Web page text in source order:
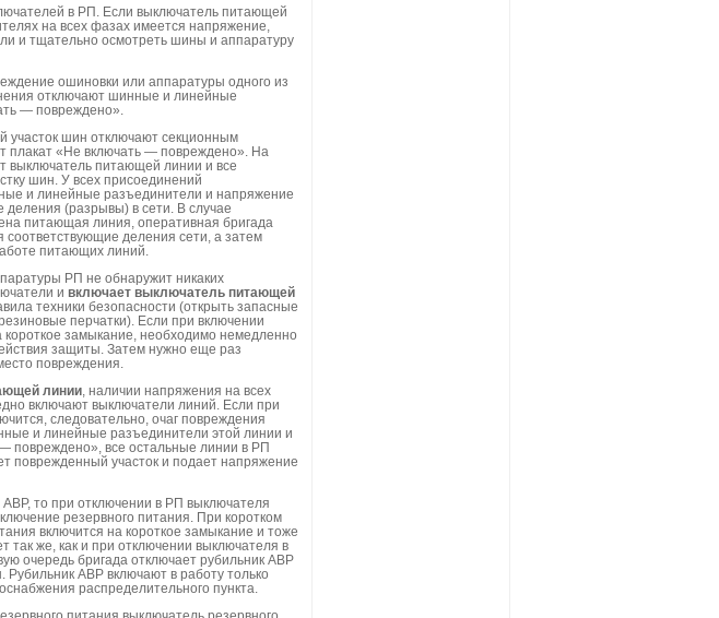
в РП. Если выключатель питающей
на всех фазах имеется напряжение,
и тщательно осмотреть шины и аппаратуру
ошиновки или аппаратуры одного из
отключают шинные и линейные
— повреждено».
шин отключают секционным
плакат «Не включать — повреждено». На
выключатель питающей линии и все
шин. У всех присоединений
и линейные разъединители и напряжение
(разрывы) в сети. В случае
питающая линия, оперативная бригада
деления сети, а затем
питающих линий.
РП не обнаружит никаких
и включает выключатель питающей
техники безопасности (открыть запасные
перчатки). Если при включении
замыкание, необходимо немедленно
защиты. Затем нужно еще раз
повреждения.
линии, наличии напряжения на всех
включают выключатели линий. Если при
следовательно, очаг повреждения
и линейные разъединители этой линии и
повреждено», все остальные линии в РП
поврежденный участок и подает напряжение
то при отключении в РП выключателя
резервного питания. При коротком
включится на короткое замыкание и тоже
так же, как и при отключении выключателя в
очередь бригада отключает рубильник АВР
АВР включают в работу только
распределительного пункта.